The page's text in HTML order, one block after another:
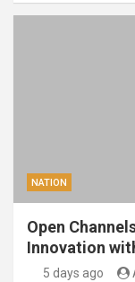
NATION
Open
Innovation
5 days ago